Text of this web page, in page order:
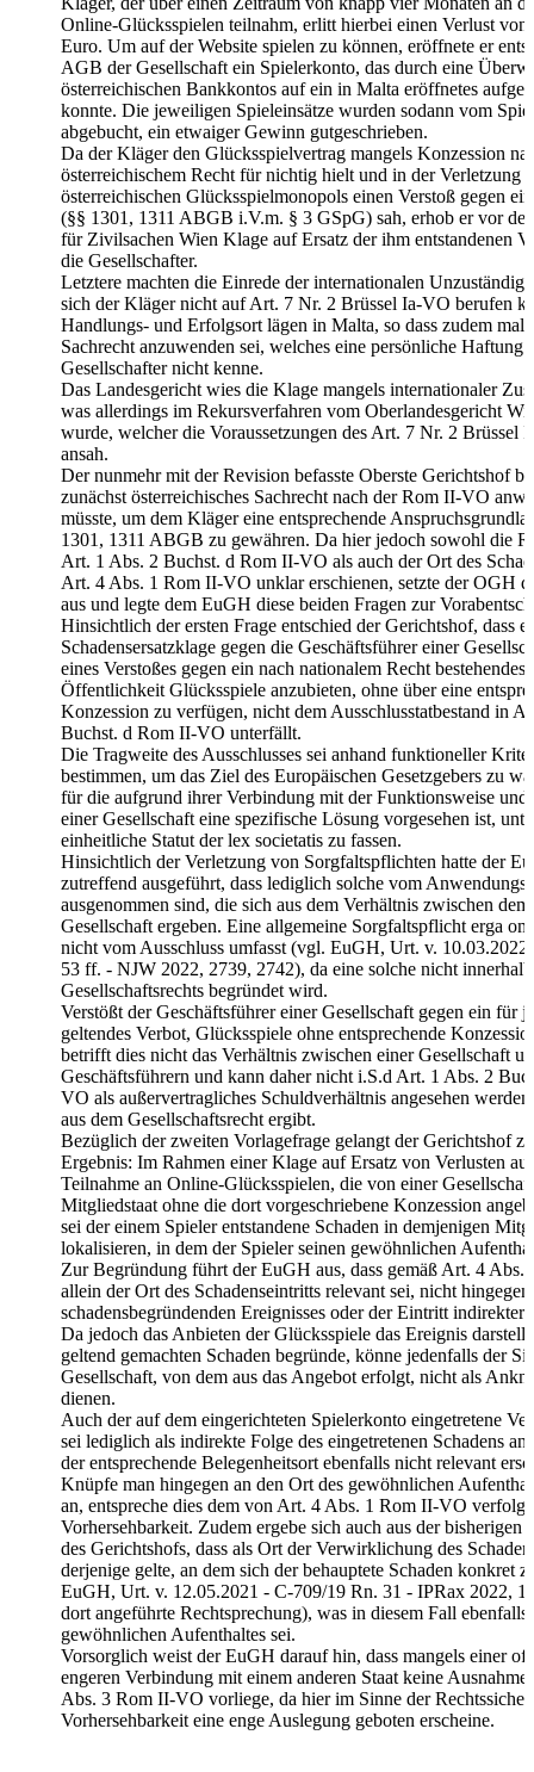
Online-Glücksspielen teilnahm, erlitt hierbei einen Verlust von
Euro. Um auf der Website spielen zu können, eröffnete er
AGB der Gesellschaft ein Spielerkonto, das durch eine
österreichischen Bankkontos auf ein in Malta eröffnetes
konnte. Die jeweiligen Spieleinsätze wurden sodann vom
abgebucht, ein etwaiger Gewinn gutgeschrieben.
Da der Kläger den Glücksspielvertrag mangels Konzession
österreichischem Recht für nichtig hielt und in der Verletzung
österreichischen Glücksspielmonopols einen Verstoß gegen
(§§ 1301, 1311 ABGB i.V.m. § 3 GSpG) sah, erhob er vor
für Zivilsachen Wien Klage auf Ersatz der ihm entstandenen
die Gesellschafter.
Letztere machten die Einrede der internationalen
sich der Kläger nicht auf Art. 7 Nr. 2 Brüssel Ia-VO berufen
Handlungs- und Erfolgsort lägen in Malta, so dass zudem
Sachrecht anzuwenden sei, welches eine persönliche Haftung
Gesellschafter nicht kenne.
Das Landesgericht wies die Klage mangels internationaler
was allerdings im Rekursverfahren vom Oberlandesgericht
wurde, welcher die Voraussetzungen des Art. 7 Nr. 2 Brüssel
ansah.
Der nunmehr mit der Revision befasste Oberste Gerichtshof
zunächst österreichisches Sachrecht nach der Rom II-VO
müsste, um dem Kläger eine entsprechende
1301, 1311 ABGB zu gewähren. Da hier jedoch sowohl die
Art. 1 Abs. 2 Buchst. d Rom II-VO als auch der Ort des
Art. 4 Abs. 1 Rom II-VO unklar erschienen, setzte der OGH
aus und legte dem EuGH diese beiden Fragen zur
Hinsichtlich der ersten Frage entschied der Gerichtshof, dass
Schadensersatzklage gegen die Geschäftsführer einer
eines Verstoßes gegen ein nach nationalem Recht bestehendes
Öffentlichkeit Glücksspiele anzubieten, ohne über eine
Konzession zu verfügen, nicht dem Ausschlusstatbestand in
Buchst. d Rom II-VO unterfällt.
Die Tragweite des Ausschlusses sei anhand funktioneller
bestimmen, um das Ziel des Europäischen Gesetzgebers zu
für die aufgrund ihrer Verbindung mit der Funktionsweise und
einer Gesellschaft eine spezifische Lösung vorgesehen ist,
einheitliche Statut der lex societatis zu fassen.
Hinsichtlich der Verletzung von Sorgfaltspflichten hatte der
zutreffend ausgeführt, dass lediglich solche vom
ausgenommen sind, die sich aus dem Verhältnis zwischen
Gesellschaft ergeben. Eine allgemeine Sorgfaltspflicht erga
nicht vom Ausschluss umfasst (vgl. EuGH, Urt. v.
53 ff. - NJW 2022, 2739, 2742), da eine solche nicht
Gesellschaftsrechts begründet wird.
Verstößt der Geschäftsführer einer Gesellschaft gegen ein für
geltendes Verbot, Glücksspiele ohne entsprechende
betrifft dies nicht das Verhältnis zwischen einer Gesellschaft
Geschäftsführern und kann daher nicht i.S.d Art. 1 Abs. 2
VO als außervertragliches Schuldverhältnis angesehen
aus dem Gesellschaftsrecht ergibt.
Bezüglich der zweiten Vorlagefrage gelangt der Gerichtshof
Ergebnis: Im Rahmen einer Klage auf Ersatz von Verlusten
Teilnahme an Online-Glücksspielen, die von einer
Mitgliedstaat ohne die dort vorgeschriebene Konzession
sei der einem Spieler entstandene Schaden in demjenigen
lokalisieren, in dem der Spieler seinen gewöhnlichen
Zur Begründung führt der EuGH aus, dass gemäß Art. 4
allein der Ort des Schadenseintritts relevant sei, nicht
schadensbegründenden Ereignisses oder der Eintritt indirekter
Da jedoch das Anbieten der Glücksspiele das Ereignis
geltend gemachten Schaden begründe, könne jedenfalls der
Gesellschaft, von dem aus das Angebot erfolgt, nicht als
dienen.
Auch der auf dem eingerichteten Spielerkonto eingetretene
sei lediglich als indirekte Folge des eingetretenen Schadens
der entsprechende Belegenheitsort ebenfalls nicht relevant
Knüpfe man hingegen an den Ort des gewöhnlichen
an, entspreche dies dem von Art. 4 Abs. 1 Rom II-VO
Vorhersehbarkeit. Zudem ergebe sich auch aus der bisherigen
des Gerichtshofs, dass als Ort der Verwirklichung des
derjenige gelte, an dem sich der behauptete Schaden konkret
EuGH, Urt. v. 12.05.2021 - C-709/19 Rn. 31 - IPRax 2022,
dort angeführte Rechtsprechung), was in diesem Fall ebenfalls
gewöhnlichen Aufenthaltes sei.
Vorsorglich weist der EuGH darauf hin, dass mangels einer
engeren Verbindung mit einem anderen Staat keine
Abs. 3 Rom II-VO vorliege, da hier im Sinne der
Vorhersehbarkeit eine enge Auslegung geboten erscheine.